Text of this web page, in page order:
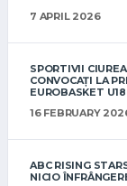
7 APRIL 2026
SPORTIVII
CONVOCAȚI LA
EUROBASKET
16 FEBRUARY
ABC RISING
NICIO